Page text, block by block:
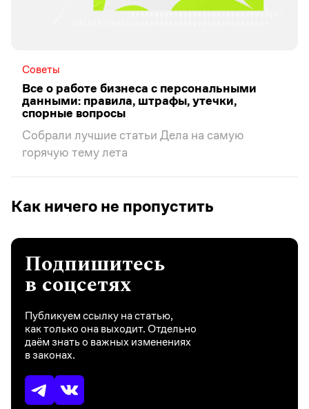
Советы
Все о работе бизнеса с персональными
данными: правила, штрафы, утечки,
спорные вопросы
Собрали лучшие статьи Дела на самую
горячую тему лета
Как ничего не пропустить
Подпишитесь
в соцсетях
Публикуем ссылку на статью,
как только она выходит. Отдельно
даём знать о важных изменениях
в законах.